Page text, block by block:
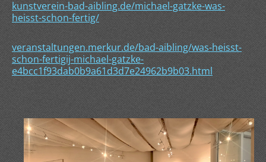
kunstverein-bad-aibling.de/michael-gatzke-was-
heisst-schon-fertig/
veranstaltungen.merkur.de/bad-aibling/was-heisst-
schon-fertigij-michael-gatzke-
e4bcc1f93dab0b9a61d3d7e24962b9b03.html